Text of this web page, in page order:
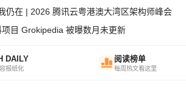
仍在 | 2026 腾讯云粤港澳大湾区架构师峰会
目 Grokipedia 被曝数月未更新
DAILY
报纸化
阅读榜单
每周热文看这里